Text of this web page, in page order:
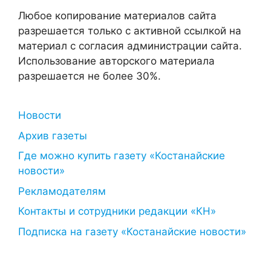
Любое копирование материалов сайта
разрешается только с активной ссылкой на
материал с согласия администрации сайта.
Использование авторского материала
разрешается не более 30%.
Новости
Архив газеты
Где можно купить газету «Костанайские
новости»
Рекламодателям
Контакты и сотрудники редакции «КН»
Подписка на газету «Костанайские новости»